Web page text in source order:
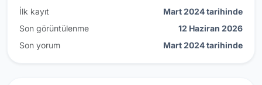
İlk kayıt
Mart 2024 tarihinde
Son görüntülenme
12 Haziran 2026
Son yorum
Mart 2024 tarihinde